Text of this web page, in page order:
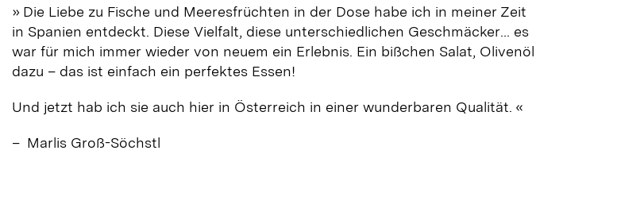
» Die Liebe zu Fische und Meeresfrüchten in der Dose habe ich in meiner Zeit
in Spanien entdeckt. Diese Vielfalt, diese unterschiedlichen Geschmäcker… es
war für mich immer wieder von neuem ein Erlebnis. Ein bißchen Salat, Olivenöl
dazu – das ist einfach ein perfektes Essen!
Und jetzt hab ich sie auch hier in Österreich in einer wunderbaren Qualität. «
– Marlis Groß-Söchstl